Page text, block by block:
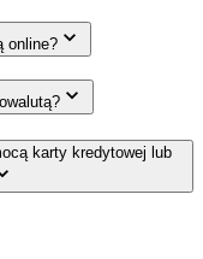
online?
karty kredytowej lub